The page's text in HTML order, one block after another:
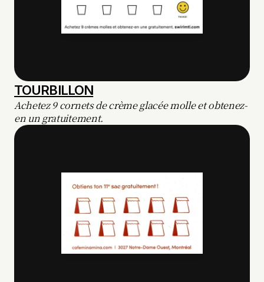
TOURBILLON
Achetez 9 cornets de crème glacée molle et obtenez-
en un gratuitement.